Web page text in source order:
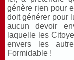
génère rien pour
doit générer pour
aucun devoir
laquelle les
envers les
Formidable !